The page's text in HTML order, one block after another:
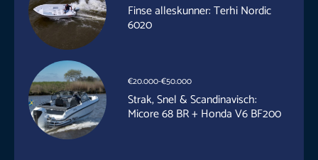
Finse alleskunner: Terhi Nordic
6020
€20.000-€50.000
Strak, Snel & Scandinavisch:
Micore 68 BR + Honda V6 BF200